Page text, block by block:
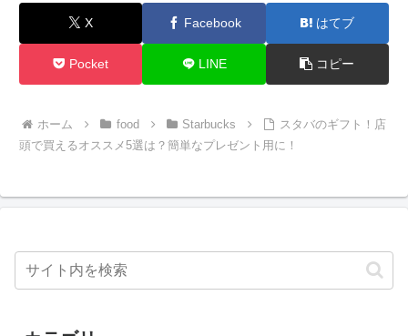
X Facebook はてブ
Pocket LINE コピー
ホーム food Starbucks
スタバのギフト！店
頭で買えるオススメ5選は？簡単なプレゼント用に！